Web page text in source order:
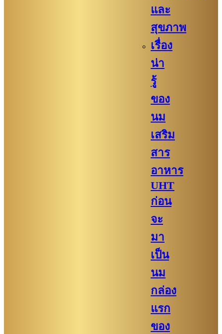
และ
สุขภาพ
เรื่อง
น่า
รู้
ของ
นม
เสริม
สาร
อาหาร
UHT
ก่อน
จะ
มา
เป็น
นม
กล่อง
แรก
ของ